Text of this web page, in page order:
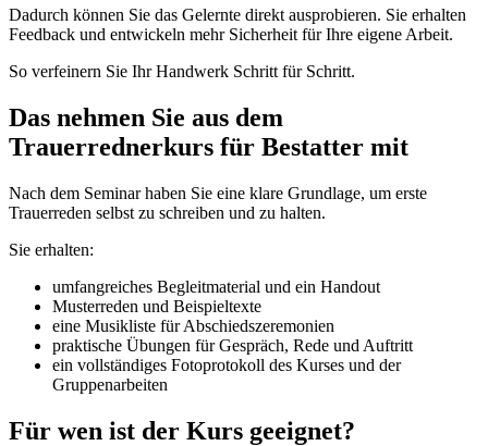
Dadurch können Sie das Gelernte direkt ausprobieren. Sie erhalten
Feedback und entwickeln mehr Sicherheit für Ihre eigene Arbeit.
So verfeinern Sie Ihr Handwerk Schritt für Schritt.
Das nehmen Sie aus dem
Trauerrednerkurs für Bestatter mit
Nach dem Seminar haben Sie eine klare Grundlage, um erste
Trauerreden selbst zu schreiben und zu halten.
Sie erhalten:
umfangreiches Begleitmaterial und ein Handout
Musterreden und Beispieltexte
eine Musikliste für Abschiedszeremonien
praktische Übungen für Gespräch, Rede und Auftritt
ein vollständiges Fotoprotokoll des Kurses und der
Gruppenarbeiten
Für wen ist der Kurs geeignet?